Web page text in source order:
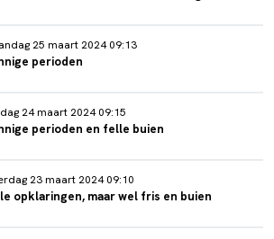
25 maart 2024 09:13
perioden
24 maart 2024 09:15
perioden en felle buien
23 maart 2024 09:10
opklaringen, maar wel fris en buien